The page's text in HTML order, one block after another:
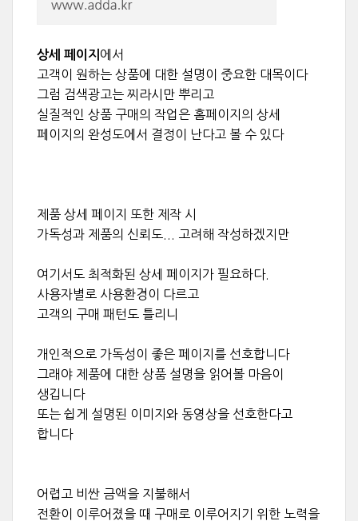
상세 페이지 에서
고객이 원하는 상품에 대한 설명이 중요한 대목이다
그럼 검색광고는 찌라시만 뿌리고
실질적인 상품 구매의 작업은 홈페이지의 상세
페이지의 완성도에서 결정이 난다고 볼 수 있다
제품 상세 페이지 또한 제작 시
가독성과 제품의 신뢰도... 고려해 작성하겠지만
여기서도 최적화된 상세 페이지가 필요하다.
사용자별로 사용환경이 다르고
고객의 구매 패턴도 틀리니
개인적으로 가독성이 좋은 페이지를 선호합니다
그래야 제품에 대한 상품 설명을 읽어볼 마음이
생깁니다
또는 쉽게 설명된 이미지와 동영상을 선호한다고
합니다
어렵고 비싼 금액을 지불해서
전환이 이루어졌을 때 구매로 이루어지기 위한 노력을